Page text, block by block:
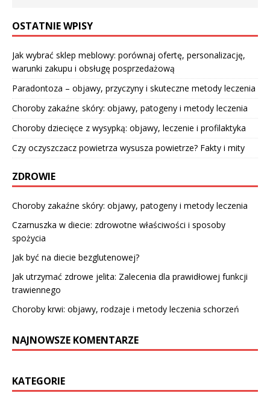
OSTATNIE WPISY
Jak wybrać sklep meblowy: porównaj ofertę, personalizację,
warunki zakupu i obsługę posprzedażową
Paradontoza – objawy, przyczyny i skuteczne metody leczenia
Choroby zakaźne skóry: objawy, patogeny i metody leczenia
Choroby dziecięce z wysypką: objawy, leczenie i profilaktyka
Czy oczyszczacz powietrza wysusza powietrze? Fakty i mity
ZDROWIE
Choroby zakaźne skóry: objawy, patogeny i metody leczenia
Czarnuszka w diecie: zdrowotne właściwości i sposoby
spożycia
Jak być na diecie bezglutenowej?
Jak utrzymać zdrowe jelita: Zalecenia dla prawidłowej funkcji
trawiennego
Choroby krwi: objawy, rodzaje i metody leczenia schorzeń
NAJNOWSZE KOMENTARZE
KATEGORIE